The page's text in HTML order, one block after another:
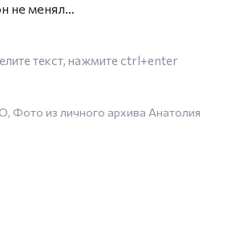
не менял…
текст, нажмите ctrl+enter
из личного архива Анатолия